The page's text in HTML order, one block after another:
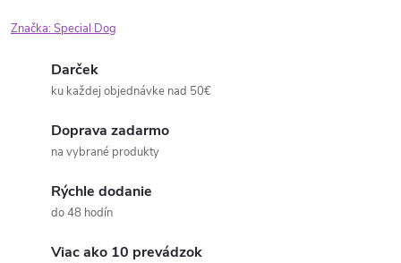
Značka:Special Dog
Darček
ku každej objednávke nad 50€
Doprava zadarmo
na vybrané produkty
Rýchle dodanie
do 48 hodín
Viac ako 10 prevádzok